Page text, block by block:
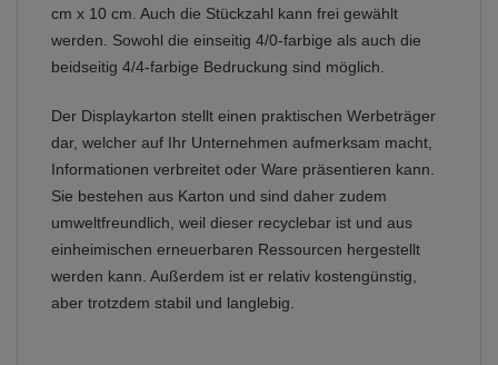
cm x 10 cm. Auch die Stückzahl kann frei gewählt
werden. Sowohl die einseitig 4/0-farbige als auch die
beidseitig 4/4-farbige Bedruckung sind möglich.
Der Displaykarton stellt einen praktischen Werbeträger
dar, welcher auf Ihr Unternehmen aufmerksam macht,
Informationen verbreitet oder Ware präsentieren kann.
Sie bestehen aus Karton und sind daher zudem
umweltfreundlich, weil dieser recyclebar ist und aus
einheimischen erneuerbaren Ressourcen hergestellt
werden kann. Außerdem ist er relativ kostengünstig,
aber trotzdem stabil und langlebig.